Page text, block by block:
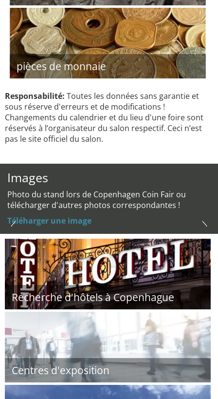
pièces de monnaie
Responsabilité: Toutes les données sans garantie et
sous réserve d'erreurs et de modifications !
Changements du calendrier et du lieu d'une foire sont
réservés à l’organisateur du salon respectif. Ceci n’est
pas le site officiel du salon.
Images
Photo du stand lors de Copenhagen Coin Fair ou
télécharger d'autres photos correspondantes !
Téléharger une image
Recherche d'hôtels à Copenhague
Centres d'exposition